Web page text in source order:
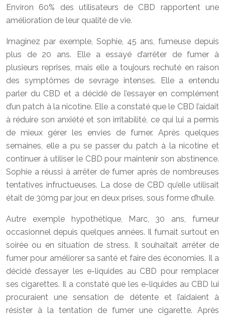
Environ 60% des utilisateurs de CBD rapportent une
amélioration de leur qualité de vie.
Imaginez par exemple, Sophie, 45 ans, fumeuse depuis
plus de 20 ans. Elle a essayé d’arrêter de fumer à
plusieurs reprises, mais elle a toujours rechuté en raison
des symptômes de sevrage intenses. Elle a entendu
parler du CBD et a décidé de l’essayer en complément
d’un patch à la nicotine. Elle a constaté que le CBD l’aidait
à réduire son anxiété et son irritabilité, ce qui lui a permis
de mieux gérer les envies de fumer. Après quelques
semaines, elle a pu se passer du patch à la nicotine et
continuer à utiliser le CBD pour maintenir son abstinence.
Sophie a réussi à arrêter de fumer après de nombreuses
tentatives infructueuses. La dose de CBD qu’elle utilisait
était de 30mg par jour, en deux prises, sous forme d’huile.
Autre exemple hypothétique, Marc, 30 ans, fumeur
occasionnel depuis quelques années. Il fumait surtout en
soirée ou en situation de stress. Il souhaitait arrêter de
fumer pour améliorer sa santé et faire des économies. Il a
décidé d’essayer les e-liquides au CBD pour remplacer
ses cigarettes. Il a constaté que les e-liquides au CBD lui
procuraient une sensation de détente et l’aidaient à
résister à la tentation de fumer une cigarette. Après